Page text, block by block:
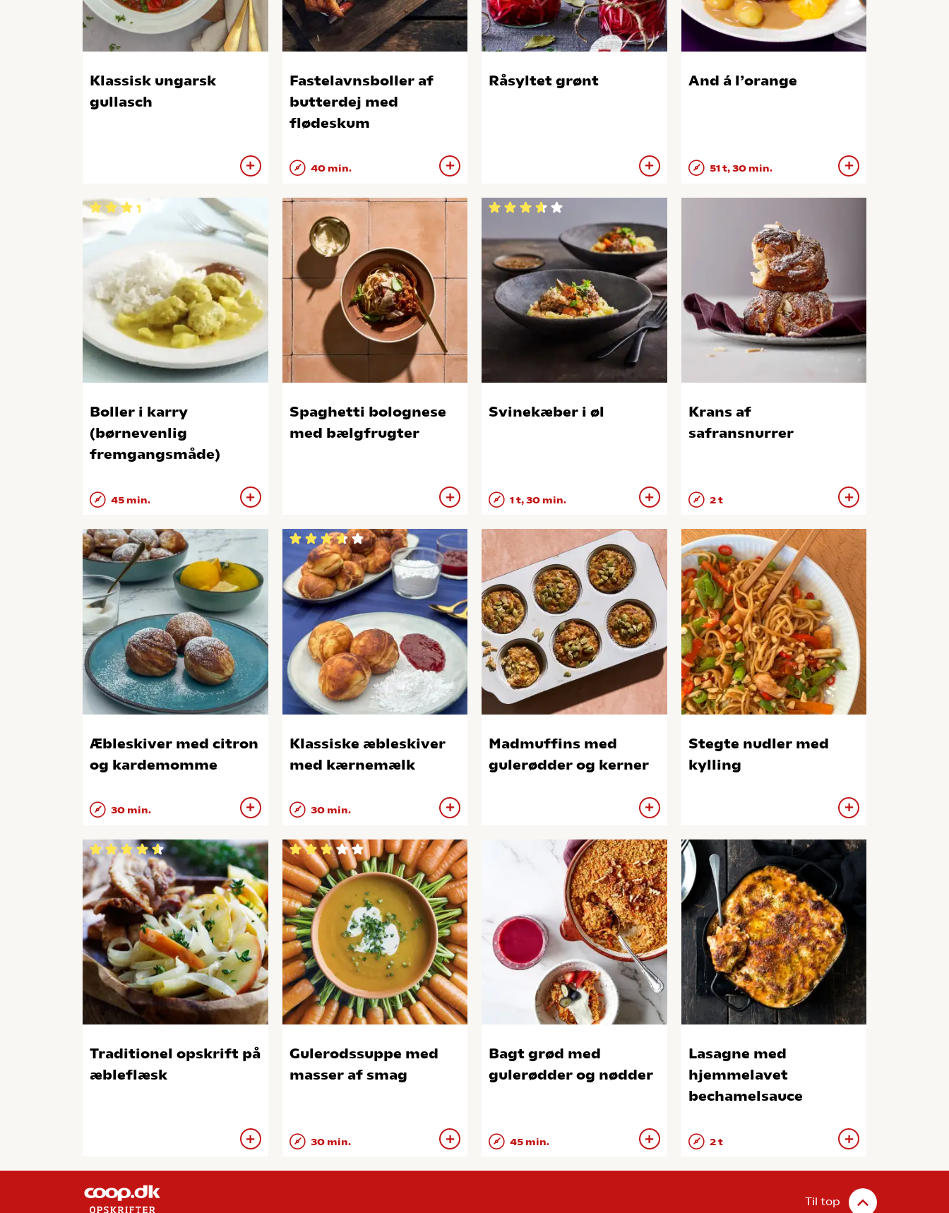
Klassisk ungarsk
gullasch
Fastelavnsboller af
butterdej med
flødeskum
40 min.
Råsyltet grønt And á l’orange
51 t, 30 min.
Boller i karry
(børnevenlig
fremgangsmåde)
45 min.
Spaghetti bolognese
med bælgfrugter
Svinekæber i øl
1 t, 30 min.
Krans af
safransnurrer
2 t
Æbleskiver med citron
og kardemomme
30 min.
Klassiske æbleskiver
med kærnemælk
30 min.
Madmuffins med
gulerødder og kerner
Stegte nudler med
kylling
Traditionel opskrift på
æbleflæsk
Gulerodssuppe med
masser af smag
30 min.
Bagt grød med
gulerødder og nødder
45 min.
Lasagne med
hjemmelavet
bechamelsauce
2 t
Til top